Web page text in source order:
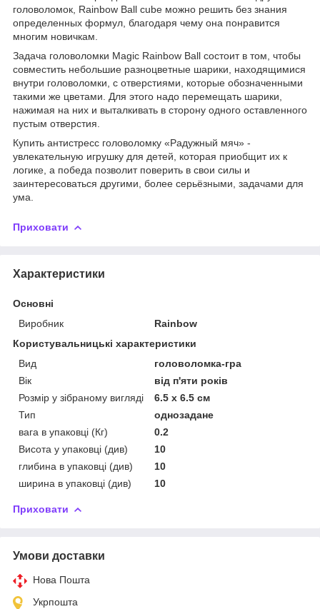
головоломок, Rainbow Ball cube можно решить без знания
определенных формул, благодаря чему она понравится
многим новичкам.
Задача головоломки Magic Rainbow Ball состоит в том, чтобы
совместить небольшие разноцветные шарики, находящимися
внутри головоломки, с отверстиями, которые обозначенными
такими же цветами. Для этого надо перемещать шарики,
нажимая на них и выталкивать в сторону одного оставленного
пустым отверстия.
Купить антистресс головоломку «Радужный мяч» -
увлекательную игрушку для детей, которая приобщит их к
логике, а победа позволит поверить в свои силы и
заинтересоваться другими, более серьёзными, задачами для
ума.
Приховати
Характеристики
Основні
Виробник
Rainbow
Користувальницькі характеристики
Вид
головоломка-гра
Вік
від п'яти років
Розмір у зібраному вигляді
6.5 x 6.5 см
Тип
однозадане
вага в упаковці (Кг)
0.2
Висота у упаковці (див)
10
глибина в упаковці (див)
10
ширина в упаковці (див)
10
Приховати
Умови доставки
Нова Пошта
Укрпошта